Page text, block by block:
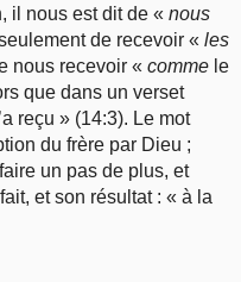
il nous est dit de « nous
de recevoir « les
nous recevoir « comme le
que dans un verset
reçu » (14:3). Le mot
du frère par Dieu ;
un pas de plus, et
et son résultat : « à la